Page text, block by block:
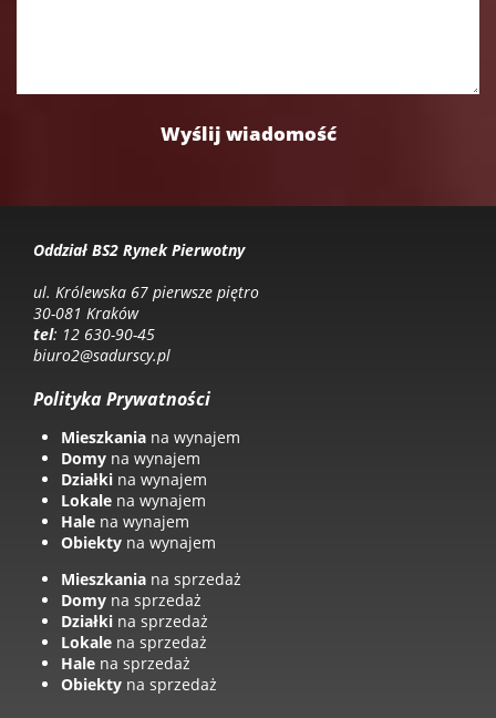
Oddział BS2 Rynek Pierwotny
ul. Królewska 67 pierwsze piętro
30-081 Kraków
tel: 12 630-90-45
biuro2@sadurscy.pl
Polityka Prywatności
Mieszkania na wynajem
Domy na wynajem
Działki na wynajem
Lokale na wynajem
Hale na wynajem
Obiekty na wynajem
Mieszkania na sprzedaż
Domy na sprzedaż
Działki na sprzedaż
Lokale na sprzedaż
Hale na sprzedaż
Obiekty na sprzedaż